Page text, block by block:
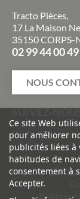
Tracto Pièces,
17 La Maison
35150 CORPS-
02 99 44 00 49
NOUS
SUIVEZ-
Politique
Ce site Web
pour améliorer
publicités liées à
habitudes de
consentement à
Accepter.